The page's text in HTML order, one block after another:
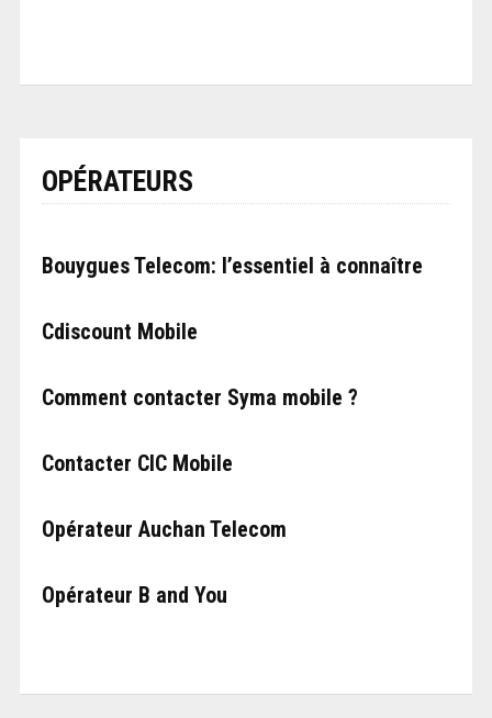
OPÉRATEURS
Bouygues Telecom: l’essentiel à connaître
Cdiscount Mobile
Comment contacter Syma mobile ?
Contacter CIC Mobile
Opérateur Auchan Telecom
Opérateur B and You